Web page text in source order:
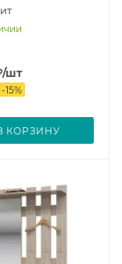
/шт
-15%
КОРЗИНУ